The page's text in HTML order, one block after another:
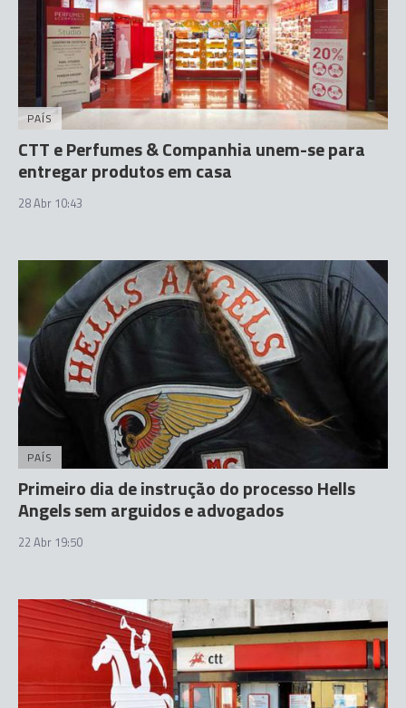
PAÍS
CTT e Perfumes & Companhia unem-se para
entregar produtos em casa
28 Abr 10:43
PAÍS
Primeiro dia de instrução do processo Hells
Angels sem arguidos e advogados
22 Abr 19:50